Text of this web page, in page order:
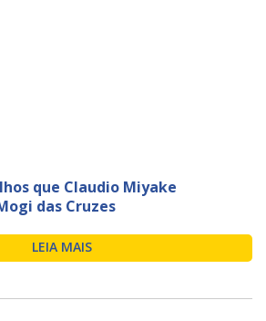
que Claudio Miyake
das Cruzes
LEIA MAIS